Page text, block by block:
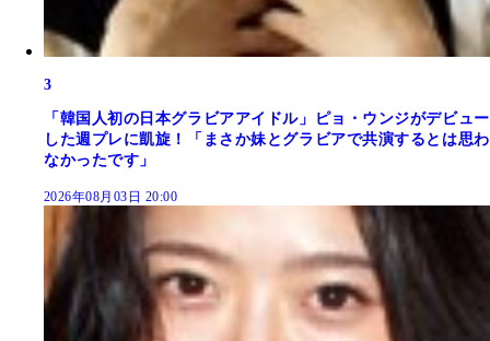
3
「韓国人初の日本グラビアアイドル」ピョ・ウンジがデビュー
した週プレに凱旋！「まさか妹とグラビアで共演するとは思わ
なかったです」
2026年08月03日 20:00